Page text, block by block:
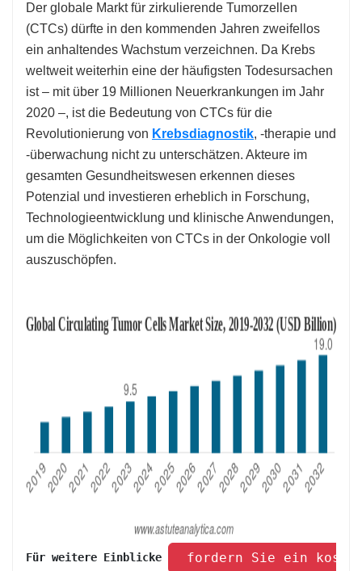
Der globale Markt für zirkulierende Tumorzellen
(CTCs) dürfte in den kommenden Jahren zweifellos
ein anhaltendes Wachstum verzeichnen. Da Krebs
weltweit weiterhin eine der häufigsten Todesursachen
ist – mit über 19 Millionen Neuerkrankungen im Jahr
2020 –, ist die Bedeutung von CTCs für die
Revolutionierung von Krebsdiagnostik, -therapie und
-überwachung nicht zu unterschätzen. Akteure im
gesamten Gesundheitswesen erkennen dieses
Potenzial und investieren erheblich in Forschung,
Technologieentwicklung und klinische Anwendungen,
um die Möglichkeiten von CTCs in der Onkologie voll
auszuschöpfen.
Für weitere Einblicke fordern Sie ein